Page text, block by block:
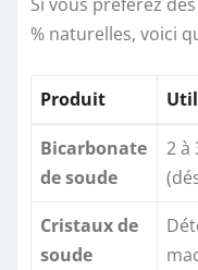
% naturelles, voici
Produit
Bicarbonate
de soude
2 à
Cristaux de
soude